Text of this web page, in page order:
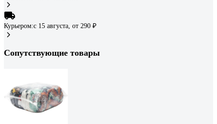
Курьером:c 15 августа, от 290 ₽
Сопутствующие товары